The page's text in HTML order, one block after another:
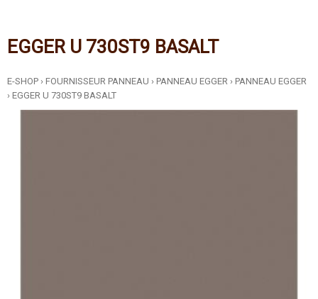
EGGER U 730ST9 BASALT
E-SHOP › FOURNISSEUR PANNEAU › PANNEAU EGGER › PANNEAU EGGER
› EGGER U 730ST9 BASALT